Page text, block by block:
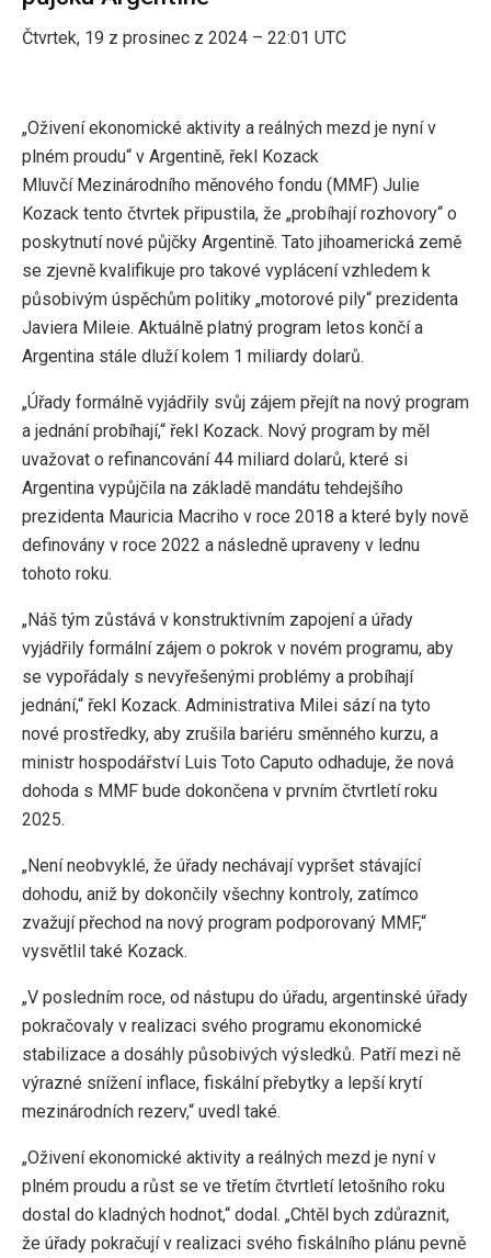
Čtvrtek, 19 z prosinec z 2024 – 22:01 UTC
„Oživení ekonomické aktivity a reálných mezd je nyní v
plném proudu“ v Argentině, řekl Kozack
Mluvčí Mezinárodního měnového fondu (MMF) Julie
Kozack tento čtvrtek připustila, že „probíhají rozhovory“ o
poskytnutí nové půjčky Argentině. Tato jihoamerická země
se zjevně kvalifikuje pro takové vyplácení vzhledem k
působivým úspěchům politiky „motorové pily“ prezidenta
Javiera Mileie. Aktuálně platný program letos končí a
Argentina stále dluží kolem 1 miliardy dolarů.
„Úřady formálně vyjádřily svůj zájem přejít na nový program
a jednání probíhají,“ řekl Kozack. Nový program by měl
uvažovat o refinancování 44 miliard dolarů, které si
Argentina vypůjčila na základě mandátu tehdejšího
prezidenta Mauricia Macriho v roce 2018 a které byly nově
definovány v roce 2022 a následně upraveny v lednu
tohoto roku.
„Náš tým zůstává v konstruktivním zapojení a úřady
vyjádřily formální zájem o pokrok v novém programu, aby
se vypořádaly s nevyřešenými problémy a probíhají
jednání,“ řekl Kozack. Administrativa Milei sází na tyto
nové prostředky, aby zrušila bariéru směnného kurzu, a
ministr hospodářství Luis Toto Caputo odhaduje, že nová
dohoda s MMF bude dokončena v prvním čtvrtletí roku
2025.
„Není neobvyklé, že úřady nechávají vypršet stávající
dohodu, aniž by dokončily všechny kontroly, zatímco
zvažují přechod na nový program podporovaný MMF,“
vysvětlil také Kozack.
„V posledním roce, od nástupu do úřadu, argentinské úřady
pokračovaly v realizaci svého programu ekonomické
stabilizace a dosáhly působivých výsledků. Patří mezi ně
výrazné snížení inflace, fiskální přebytky a lepší krytí
mezinárodních rezerv,“ uvedl také.
„Oživení ekonomické aktivity a reálných mezd je nyní v
plném proudu a růst se ve třetím čtvrtletí letošního roku
dostal do kladných hodnot,“ dodal. „Chtěl bych zdůraznit,
že úřady pokračují v realizaci svého fiskálního plánu pevně